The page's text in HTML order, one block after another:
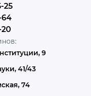
25
64
9
41/43
74